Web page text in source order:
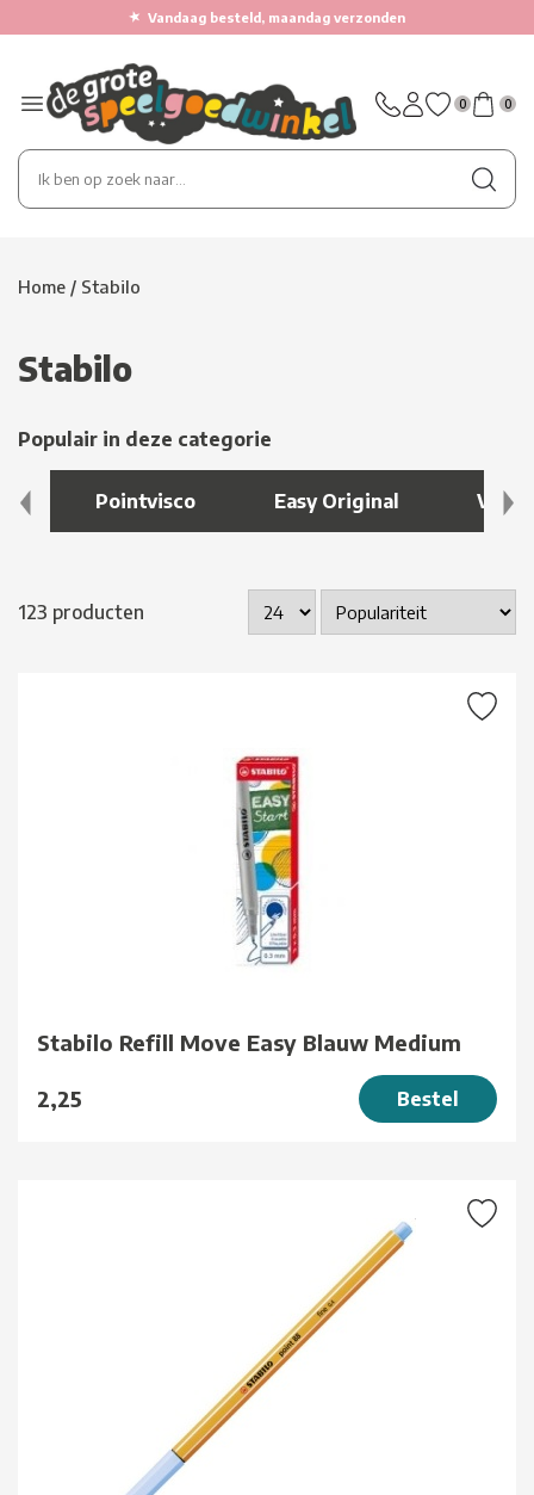
★ Vandaag besteld, maandag verzonden
0 0
Home / Stabilo
Stabilo
Populair in deze categorie
Pointvisco Easy Original
123 producten
Stabilo Refill Move Easy Blauw Medium
2,25 Bestel